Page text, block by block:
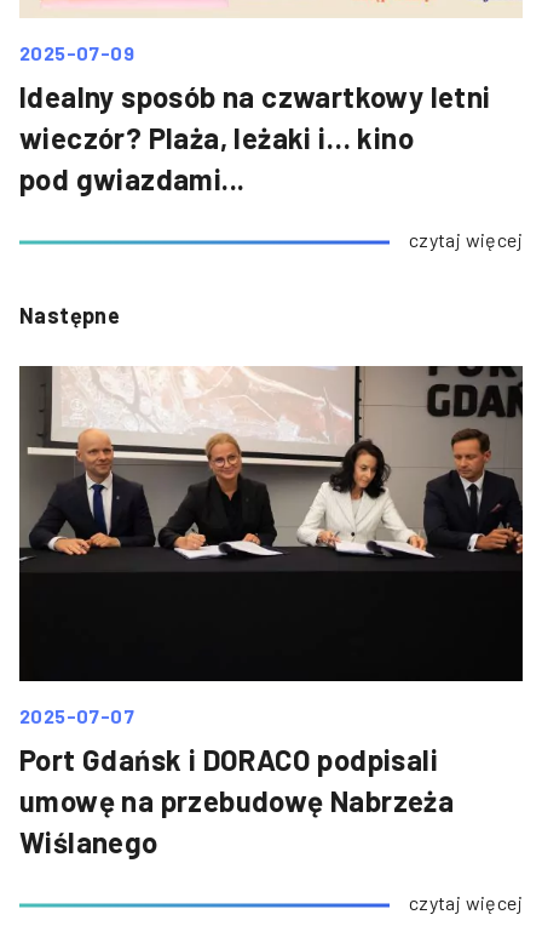
2025-07-09
Idealny sposób na czwartkowy letni
wieczór? Plaża, leżaki i… kino
pod gwiazdami...
czytaj więcej
Następne
2025-07-07
Port Gdańsk i DORACO podpisali
umowę na przebudowę Nabrzeża
Wiślanego
czytaj więcej